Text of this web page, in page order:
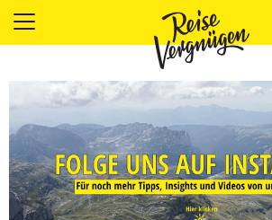
LÄNDER
UNTERKÜNFTE
FOOD
PLANUNG
OUTDOOR